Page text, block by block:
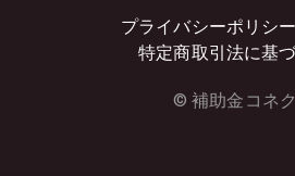
プライバシーポリシ
特定商取引法に基
© 補助金コネ